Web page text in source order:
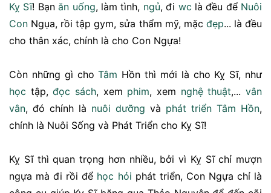
Kỵ Sĩ! Bạnăn uống, làm tình, ngủ, đi wc là đều để Nuôi
Con Ngụa, rồi tập gym, sửa thẩm mỹ, mặc đẹp... là đều
cho thân xác, chính là cho Con Ngựa!
Còn những gì choTâm Hồn thì mới là cho Kỵ Sĩ, như
học tập,đọc sách, xem phim, xem nghệ thuật,...vân
vân, đó chính là nuôi dưỡng và phát triển Tâm Hồn,
chính là Nuôi Sống và Phát Triển cho Kỵ Sĩ!
Kỵ Sĩ thì quan trọng hơn nhiều, bởi vì Kỵ Sĩ chỉ mượn
ngựa mà đi rồi để học hỏi phát triển, Con Ngựa chỉ là